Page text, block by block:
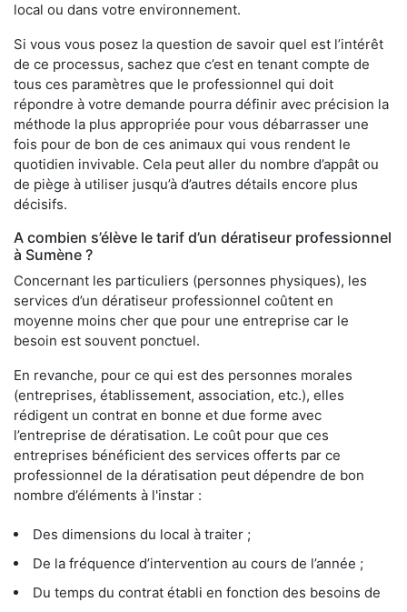
local ou dans votre environnement.
Si vous vous posez la question de savoir quel est l’intérêt
de ce processus, sachez que c’est en tenant compte de
tous ces paramètres que le professionnel qui doit
répondre à votre demande pourra définir avec précision la
méthode la plus appropriée pour vous débarrasser une
fois pour de bon de ces animaux qui vous rendent le
quotidien invivable. Cela peut aller du nombre d’appât ou
de piège à utiliser jusqu’à d’autres détails encore plus
décisifs.
A combien s’élève le tarif d’un dératiseur professionnel
à Sumène ?
Concernant les particuliers (personnes physiques), les
services d’un dératiseur professionnel coûtent en
moyenne moins cher que pour une entreprise car le
besoin est souvent ponctuel.
En revanche, pour ce qui est des personnes morales
(entreprises, établissement, association, etc.), elles
rédigent un contrat en bonne et due forme avec
l’entreprise de dératisation. Le coût pour que ces
entreprises bénéficient des services offerts par ce
professionnel de la dératisation peut dépendre de bon
nombre d’éléments à l'instar :
Des dimensions du local à traiter ;
De la fréquence d’intervention au cours de l’année ;
Du temps du contrat établi en fonction des besoins de